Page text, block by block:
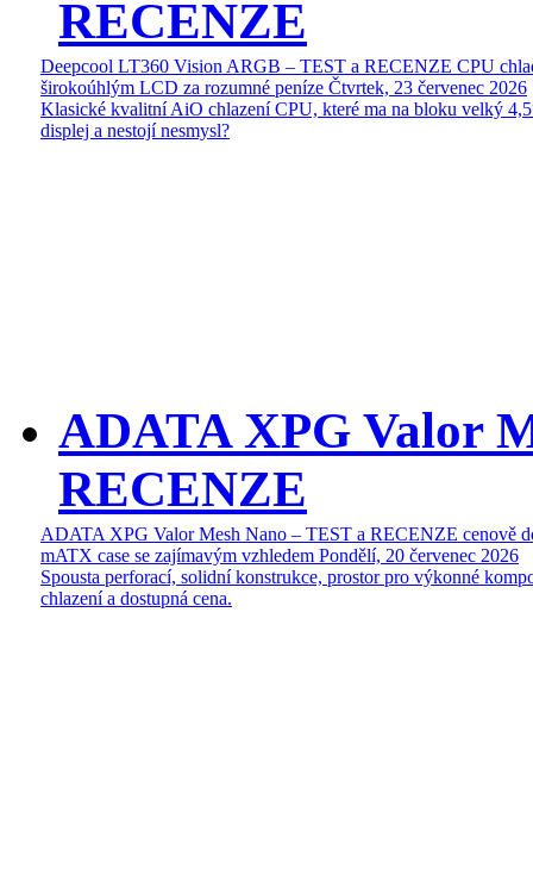
RECENZE
Deepcool LT360 Vision ARGB – TEST a RECENZE CPU
širokoúhlým LCD za rozumné peníze Čtvrtek, 23 červenec 2026
Klasické kvalitní AiO chlazení CPU, které ma na bloku velký
displej a nestojí nesmysl?
ADATA XPG Valor
RECENZE
ADATA XPG Valor Mesh Nano – TEST a RECENZE cenově
mATX case se zajímavým vzhledem Pondělí, 20 červenec 2026
Spousta perforací, solidní konstrukce, prostor pro výkonné
chlazení a dostupná cena.